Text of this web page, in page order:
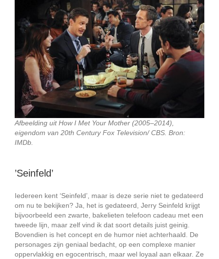
Afbeelding uit How I Met Your Mother (2005–2014),
eigendom van 20th Century Fox Television/ CBS. Bron:
IMDb.
’Seinfeld’
Iedereen kent ‘Seinfeld’, maar is deze serie niet te gedateerd
om nu te bekijken? Ja, het is gedateerd, Jerry Seinfeld krijgt
bijvoorbeeld een zwarte, bakelieten telefoon cadeau met een
tweede lijn, maar zelf vind ik dat soort details juist geinig.
Bovendien is het concept en de humor niet achterhaald. De
personages zijn geniaal bedacht, op een complexe manier
oppervlakkig en egocentrisch, maar wel loyaal aan elkaar. Ze